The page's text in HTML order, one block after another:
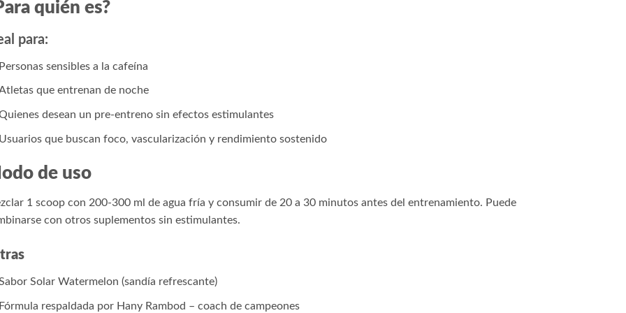
quién es?
para:
Personas sensibles a la cafeína
que entrenan de noche
desean un pre-entreno sin efectos estimulantes
Usuarios que buscan foco, vascularización y rendimiento sostenido
de uso
1 scoop con 200-300 ml de agua fría y consumir de 20 a 30 minutos antes del entrenamiento. Puede
con otros suplementos sin estimulantes.
Solar Watermelon (sandía refrescante)
Fórmula respaldada por Hany Rambod – coach de campeones